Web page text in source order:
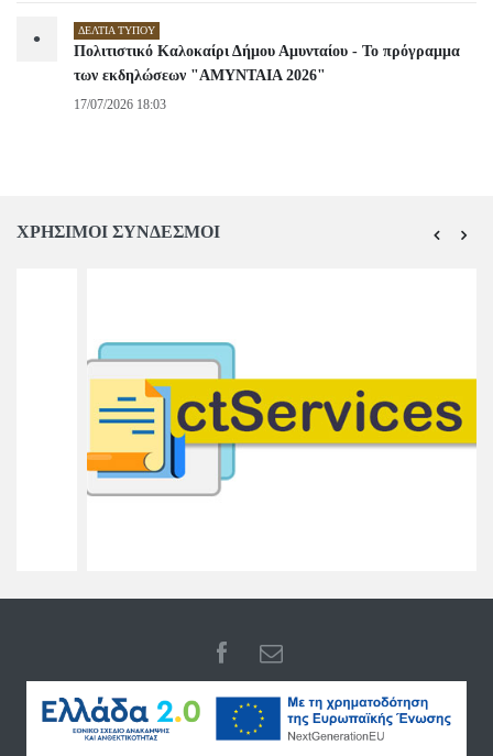
• ΔΕΛΤΊΑ ΤΎΠΟΥ
Πολιτιστικό Καλοκαίρι Δήμου Αμυνταίου - Το πρόγραμμα
των εκδηλώσεων "ΑΜΥΝΤΑΙΑ 2026"
17/07/2026 18:03
ΧΡΗΣΙΜΟΙ ΣΥΝΔΕΣΜΟΙ